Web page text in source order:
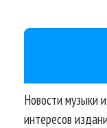
Новости музыки
интересов